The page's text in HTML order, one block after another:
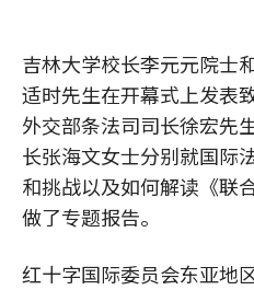
吉林大学校长李元元院士
适时先生在开幕式上发表
外交部条法司司长徐宏先
长张海文女士分别就国际
和挑战以及如何解读《联
做了专题报告。
红十字国际委员会东亚地